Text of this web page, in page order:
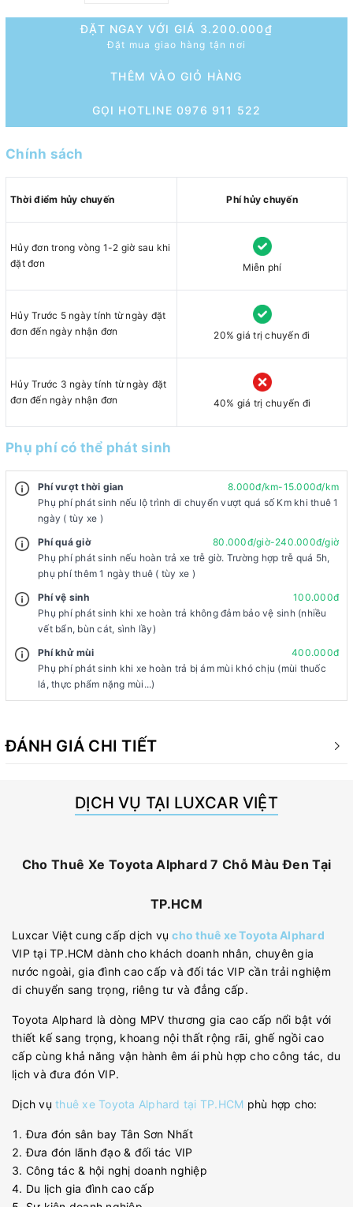
ĐẶT NGAY VỚI GIÁ 3.200.000₫
Đặt mua giao hàng tận nơi
THÊM VÀO GIỎ HÀNG
GỌI HOTLINE 0976 911 522
Chính sách
Thời điểm hủy chuyến Phí hủy chuyến
Hủy đơn trong vòng 1-2 giờ sau khi
đặt đơn
Miễn phí
Hủy Trước 5 ngày tính từ ngày đặt
đơn đến ngày nhận đơn
20% giá trị chuyến đi
Hủy Trước 3 ngày tính từ ngày đặt
đơn đến ngày nhận đơn
40% giá trị chuyến đi
Phụ phí có thể phát sinh
Phí vượt thời gian
8.000đ/km-15.000đ/km
Phụ phí phát sinh nếu lộ trình di chuyển vượt quá số Km khi thuê 1
ngày ( tùy xe )
Phí quá giờ
80.000đ/giờ-240.000đ/giờ
Phụ phí phát sinh nếu hoàn trả xe trễ giờ. Trường hợp trễ quá 5h,
phụ phí thêm 1 ngày thuê ( tùy xe )
Phí vệ sinh
100.000đ
Phụ phí phát sinh khi xe hoàn trả không đảm bảo vệ sinh (nhiều
vết bẩn, bùn cát, sình lầy)
Phí khử mùi
400.000đ
Phụ phí phát sinh khi xe hoàn trả bị ám mùi khó chịu (mùi thuốc
lá, thực phẩm nặng mùi...)
ĐÁNH GIÁ CHI TIẾT
DỊCH VỤ TẠI LUXCAR VIỆT
Cho Thuê Xe Toyota Alphard 7 Chỗ Màu Đen Tại
TP.HCM
Luxcar Việt cung cấp dịch vụcho thuê xe Toyota Alphard
VIP tại TP.HCM dành cho khách doanh nhân, chuyên gia
nước ngoài, gia đình cao cấp và đối tác VIP cần trải nghiệm
di chuyển sang trọng, riêng tư và đẳng cấp.
Toyota Alphard là dòng MPV thương gia cao cấp nổi bật với
thiết kế sang trọng, khoang nội thất rộng rãi, ghế ngồi cao
cấp cùng khả năng vận hành êm ái phù hợp cho công tác, du
lịch và đưa đón VIP.
Dịch vụ thuê xe Toyota Alphard tại TP.HCM phù hợp cho:
Đưa đón sân bay Tân Sơn Nhất
Đưa đón lãnh đạo & đối tác VIP
Công tác & hội nghị doanh nghiệp
Du lịch gia đình cao cấp